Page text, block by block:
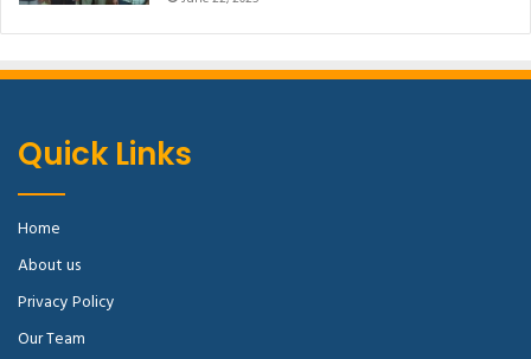
Quick Links
Home
About us
Privacy Policy
Our Team